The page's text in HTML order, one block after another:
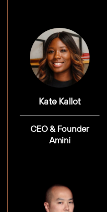
Kate Kallot
CEO & Founder
Amini